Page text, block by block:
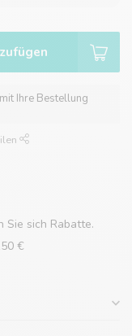
Ihre Bestellung
Sie sich Rabatte.
€